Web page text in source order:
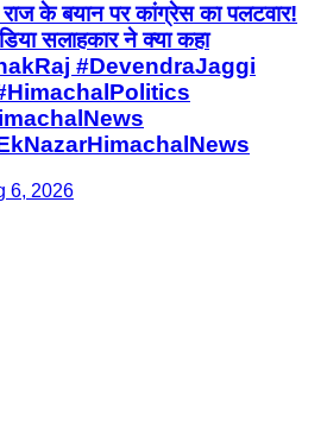
के बयान पर कांग्रेस का पलटवार!
सलाहकार ने क्या कहा
#DevendraJaggi
6, 2026